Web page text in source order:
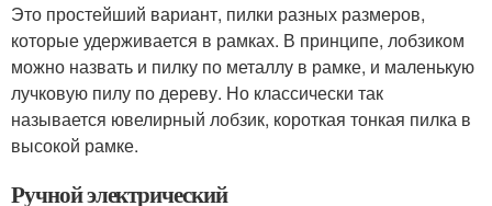
Это простейший вариант, пилки разных размеров,
которые удерживается в рамках. В принципе, лобзиком
можно назвать и пилку по металлу в рамке, и маленькую
лучковую пилу по дереву. Но классически так
называется ювелирный лобзик, короткая тонкая пилка в
высокой рамке.
Ручной электрический